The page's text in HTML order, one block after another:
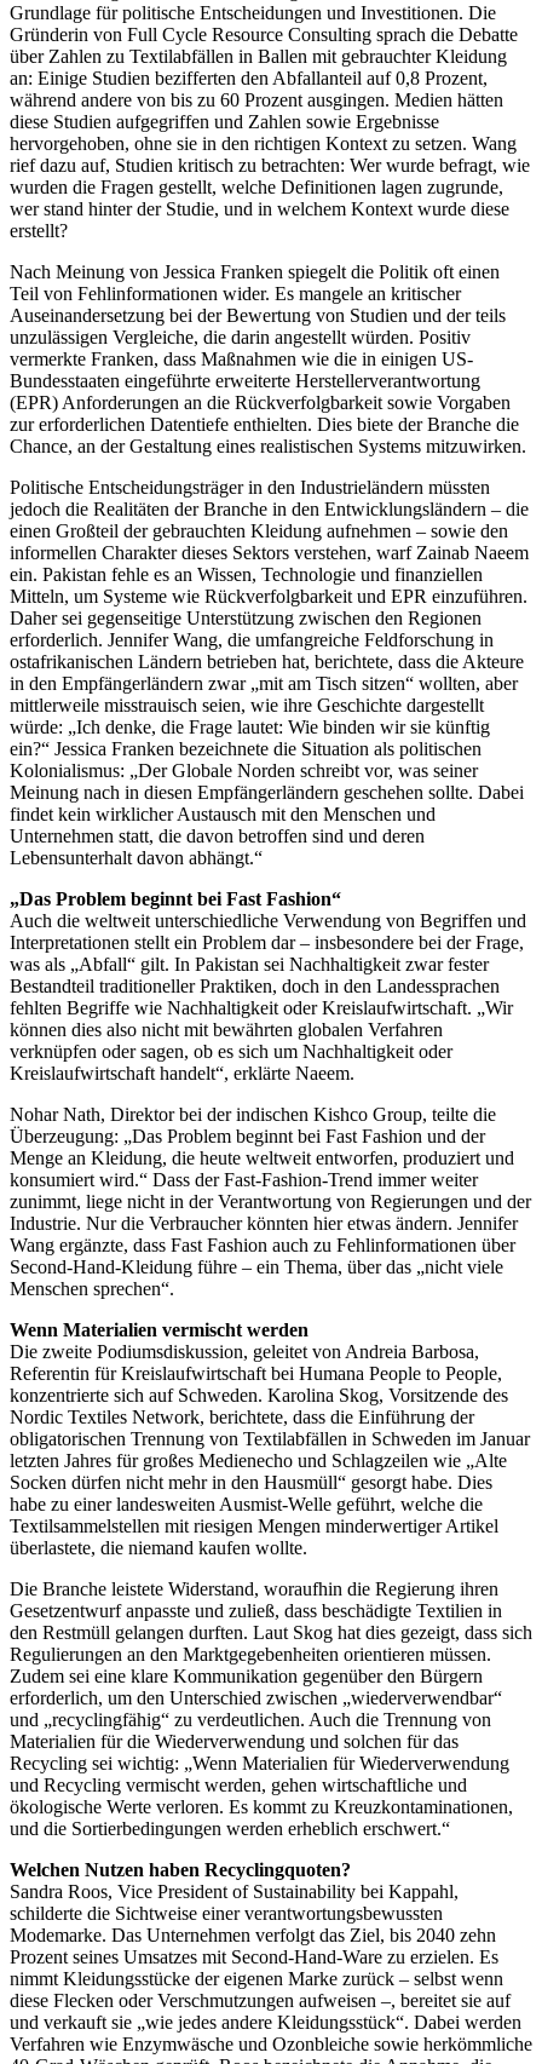
Grundlage für politische Entscheidungen und Investitionen. Die
Gründerin von Full Cycle Resource Consulting sprach die Debatte
über Zahlen zu Textilabfällen in Ballen mit gebrauchter Kleidung
an: Einige Studien bezifferten den Abfallanteil auf 0,8 Prozent,
während andere von bis zu 60 Prozent ausgingen. Medien hätten
diese Studien aufgegriffen und Zahlen sowie Ergebnisse
hervorgehoben, ohne sie in den richtigen Kontext zu setzen. Wang
rief dazu auf, Studien kritisch zu betrachten: Wer wurde befragt, wie
wurden die Fragen gestellt, welche Definitionen lagen zugrunde,
wer stand hinter der Studie, und in welchem Kontext wurde diese
erstellt?
Nach Meinung von Jessica Franken spiegelt die Politik oft einen
Teil von Fehlinformationen wider. Es mangele an kritischer
Auseinandersetzung bei der Bewertung von Studien und der teils
unzulässigen Vergleiche, die darin angestellt würden. Positiv
vermerkte Franken, dass Maßnahmen wie die in einigen US-
Bundesstaaten eingeführte erweiterte Herstellerverantwortung
(EPR) Anforderungen an die Rückverfolgbarkeit sowie Vorgaben
zur erforderlichen Datentiefe enthielten. Dies biete der Branche die
Chance, an der Gestaltung eines realistischen Systems mitzuwirken.
Politische Entscheidungsträger in den Industrieländern müssten
jedoch die Realitäten der Branche in den Entwicklungsländern – die
einen Großteil der gebrauchten Kleidung aufnehmen – sowie den
informellen Charakter dieses Sektors verstehen, warf Zainab Naeem
ein. Pakistan fehle es an Wissen, Technologie und finanziellen
Mitteln, um Systeme wie Rückverfolgbarkeit und EPR einzuführen.
Daher sei gegenseitige Unterstützung zwischen den Regionen
erforderlich. Jennifer Wang, die umfangreiche Feldforschung in
ostafrikanischen Ländern betrieben hat, berichtete, dass die Akteure
in den Empfängerländern zwar „mit am Tisch sitzen“ wollten, aber
mittlerweile misstrauisch seien, wie ihre Geschichte dargestellt
würde: „Ich denke, die Frage lautet: Wie binden wir sie künftig
ein?“ Jessica Franken bezeichnete die Situation als politischen
Kolonialismus: „Der Globale Norden schreibt vor, was seiner
Meinung nach in diesen Empfängerländern geschehen sollte. Dabei
findet kein wirklicher Austausch mit den Menschen und
Unternehmen statt, die davon betroffen sind und deren
Lebensunterhalt davon abhängt.“
„Das Problem beginnt bei Fast Fashion“
Auch die weltweit unterschiedliche Verwendung von Begriffen und
Interpretationen stellt ein Problem dar – insbesondere bei der Frage,
was als „Abfall“ gilt. In Pakistan sei Nachhaltigkeit zwar fester
Bestandteil traditioneller Praktiken, doch in den Landessprachen
fehlten Begriffe wie Nachhaltigkeit oder Kreislaufwirtschaft. „Wir
können dies also nicht mit bewährten globalen Verfahren
verknüpfen oder sagen, ob es sich um Nachhaltigkeit oder
Kreislaufwirtschaft handelt“, erklärte Naeem.
Nohar Nath, Direktor bei der indischen Kishco Group, teilte die
Überzeugung: „Das Problem beginnt bei Fast Fashion und der
Menge an Kleidung, die heute weltweit entworfen, produziert und
konsumiert wird.“ Dass der Fast-Fashion-Trend immer weiter
zunimmt, liege nicht in der Verantwortung von Regierungen und der
Industrie. Nur die Verbraucher könnten hier etwas ändern. Jennifer
Wang ergänzte, dass Fast Fashion auch zu Fehlinformationen über
Second-Hand-Kleidung führe – ein Thema, über das „nicht viele
Menschen sprechen“.
Wenn Materialien vermischt werden
Die zweite Podiumsdiskussion, geleitet von Andreia Barbosa,
Referentin für Kreislaufwirtschaft bei Humana People to People,
konzentrierte sich auf Schweden. Karolina Skog, Vorsitzende des
Nordic Textiles Network, berichtete, dass die Einführung der
obligatorischen Trennung von Textilabfällen in Schweden im Januar
letzten Jahres für großes Medienecho und Schlagzeilen wie „Alte
Socken dürfen nicht mehr in den Hausmüll“ gesorgt habe. Dies
habe zu einer landesweiten Ausmist-Welle geführt, welche die
Textilsammelstellen mit riesigen Mengen minderwertiger Artikel
überlastete, die niemand kaufen wollte.
Die Branche leistete Widerstand, woraufhin die Regierung ihren
Gesetzentwurf anpasste und zuließ, dass beschädigte Textilien in
den Restmüll gelangen durften. Laut Skog hat dies gezeigt, dass sich
Regulierungen an den Marktgegebenheiten orientieren müssen.
Zudem sei eine klare Kommunikation gegenüber den Bürgern
erforderlich, um den Unterschied zwischen „wiederverwendbar“
und „recyclingfähig“ zu verdeutlichen. Auch die Trennung von
Materialien für die Wiederverwendung und solchen für das
Recycling sei wichtig: „Wenn Materialien für Wiederverwendung
und Recycling vermischt werden, gehen wirtschaftliche und
ökologische Werte verloren. Es kommt zu Kreuzkontaminationen,
und die Sortierbedingungen werden erheblich erschwert.“
Welchen Nutzen haben Recyclingquoten?
Sandra Roos, Vice President of Sustainability bei Kappahl,
schilderte die Sichtweise einer verantwortungsbewussten
Modemarke. Das Unternehmen verfolgt das Ziel, bis 2040 zehn
Prozent seines Umsatzes mit Second-Hand-Ware zu erzielen. Es
nimmt Kleidungsstücke der eigenen Marke zurück – selbst wenn
diese Flecken oder Verschmutzungen aufweisen –, bereitet sie auf
und verkauft sie „wie jedes andere Kleidungsstück“. Dabei werden
Verfahren wie Enzymwäsche und Ozonbleiche sowie herkömmliche